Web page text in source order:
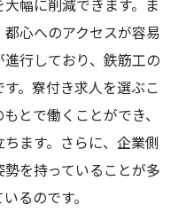
幅に削減できます。ま
心へのアクセスが容易
行しており、鉄筋工の
。寮付き求人を選ぶこ
とで働くことができ、
ます。さらに、企業側
を持っていることが多
るのです。